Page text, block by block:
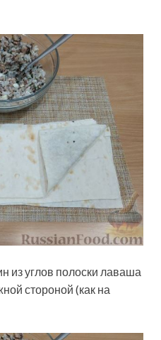
из углов полоски лаваша
стороной (как на